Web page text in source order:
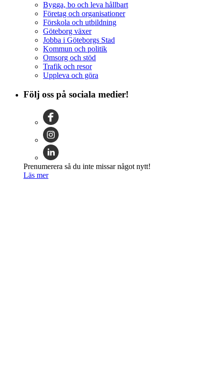
Bygga, bo och leva hållbart
Företag och organisationer
Förskola och utbildning
Göteborg växer
Jobba i Göteborgs Stad
Kommun och politik
Omsorg och stöd
Trafik och resor
Uppleva och göra
Följ oss på sociala medier!
Prenumerera så du inte missar något nytt!
Läs mer